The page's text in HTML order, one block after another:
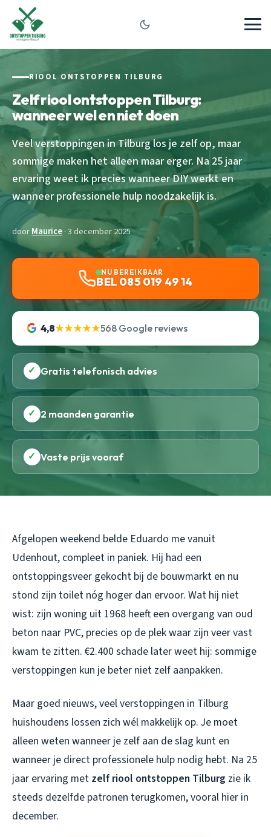
RIOOL ONTSTOPPEN TILBURG
Zelf riool ontstoppen Tilburg:
wanneer wel en niet doen
Veel verstoppingen in Tilburg los je zelf op, maar
sommige maken het alleen maar erger. Na 25 jaar
ervaring weet ik precies wanneer DIY werkt en
wanneer professionele hulp noodzakelijk is.
doorMaurice· 3 december 2025
NU BEREIKBAAR
BEL 085 019 49 14
4,8★★★★★568 Google reviews
✓ Gratis telefonisch advies
✓ 2 maanden garantie
✓ Vaste prijs vooraf
Afgelopen weekend belde Eduardo me vanuit
Udenhout, compleet in paniek. Hij had een
ontstoppingsveer gekocht bij de bouwmarkt en nu
stond zijn toilet nóg hoger dan ervoor. Wat hij niet
wist: zijn woning uit 1968 heeft een overgang van oud
beton naar PVC, precies op de plek waar zijn veer vast
kwam te zitten. €2.400 schade later weet hij: sommige
verstoppingen kun je beter niet zelf aanpakken.
Maar goed nieuws, veel verstoppingen in Tilburg
huishoudens lossen zich wél makkelijk op. Je moet
alleen weten wanneer je zelf aan de slag kunt en
wanneer je direct professionele hulp nodig hebt. Na 25
jaar ervaring met zelf riool ontstoppen Tilburg zie ik
steeds dezelfde patronen terugkomen, vooral hier in
december.